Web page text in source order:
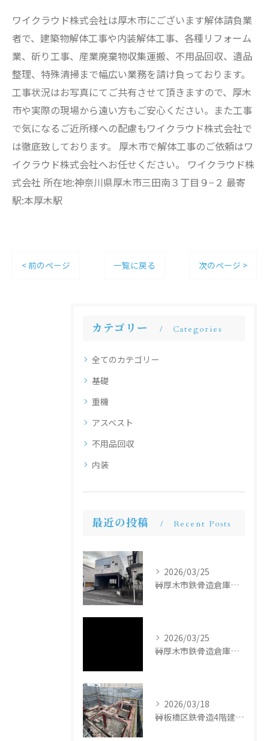
ワイクラウド株式会社は厚木市にございます解体請負業
者で、建築物解体工事や内装解体工事、各種リフォーム
業、斫り工事、産業廃棄物収集運搬、不用品回収、遺品
整理、特殊清掃まで幅広い業務を請け負っております。
工事状況はお写真にてご共有させて頂きますので、厚木
市や実際の現場から遠い方もご安心ください。また工事
で気になるご近所様への配慮もワイクラウド株式会社で
は徹底致しております。 厚木市で解体工事のご依頼はワ
イクラウド株式会社へお任せください。 ワイクラウド株
式会社 所在地:神奈川県厚木市三田南３丁目９−２ 最寄
駅:本厚木駅
< 前のページ 一覧に戻る 次のページ >
カテゴリー Categories
全てのカテゴリー
基礎
重機
アスベスト
不用品回収
内装
最近の投稿 Recent Posts
2026/03/25
🚧厚木市鉄骨造倉庫解体工事🚧
2026/03/25
🚧厚木市鉄骨造倉庫解体工事🚧
2026/03/18
🚧板橋区鉄骨造4階建て解体工事🚧